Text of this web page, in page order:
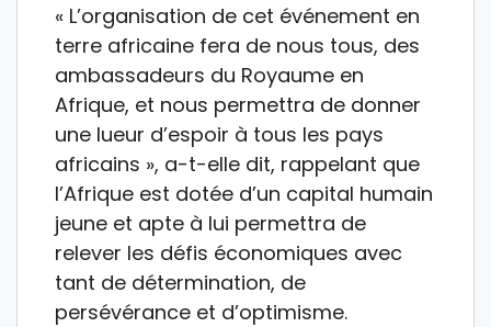
« L’organisation de cet événement en
terre africaine fera de nous tous, des
ambassadeurs du Royaume en
Afrique, et nous permettra de donner
une lueur d’espoir à tous les pays
africains », a-t-elle dit, rappelant que
l’Afrique est dotée d’un capital humain
jeune et apte à lui permettra de
relever les défis économiques avec
tant de détermination, de
persévérance et d’optimisme.